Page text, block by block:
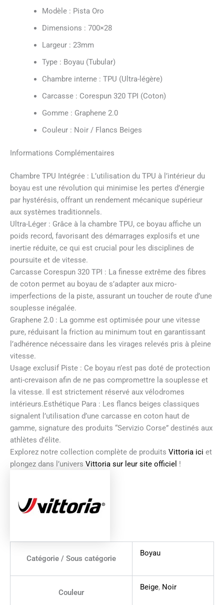
Modèle : Pista Oro
Dimensions : 700×28
Largeur : 23mm
Type : Boyau (Tubular)
Chambre interne : TPU (Ultra-légère)
Carcasse : Corespun 320 TPI (Coton)
Gomme : Graphene 2.0
Couleur : Noir / Flancs Beiges
Informations Complémentaires
Chambre TPU Intégrée : L’utilisation du TPU à l’intérieur du
boyau est une révolution qui minimise les pertes d’énergie
par hystérésis, offrant un rendement mécanique supérieur
aux systèmes traditionnels.
Ultra-Léger : Grâce à la chambre TPU, ce boyau affiche un
poids record, favorisant des démarrages explosifs et une
inertie réduite, ce qui est crucial pour les disciplines de
poursuite et de vitesse.
Carcasse Corespun 320 TPI : La finesse extrême des fibres
de coton permet au boyau de s’adapter aux micro-
imperfections de la piste, assurant un toucher de route d’une
souplesse inégalée.
Graphene 2.0 : La gomme est optimisée pour une vitesse
pure, réduisant la friction au minimum tout en garantissant
l’adhérence nécessaire dans les virages relevés pris à pleine
vitesse.
Usage exclusif Piste : Ce boyau n’est pas doté de protection
anti-crevaison afin de ne pas compromettre la souplesse et
la vitesse. Il est strictement réservé aux vélodromes
intérieurs.Esthétique Para : Les flancs beiges classiques
signalent l’utilisation d’une carcasse en coton haut de
gamme, signature des produits “Servizio Corse” destinés aux
athlètes d’élite.
Explorez notre collection complète de produits Vittoria ici et
plongez dans l’univers Vittoria sur leur site officiel !
Catégorie / Sous catégorie
Boyau
Couleur
Beige, Noir